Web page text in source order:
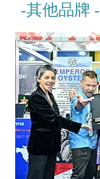
-其他品牌 -